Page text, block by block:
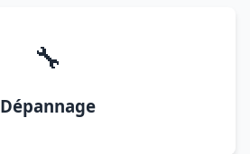
🔧
Dépannage